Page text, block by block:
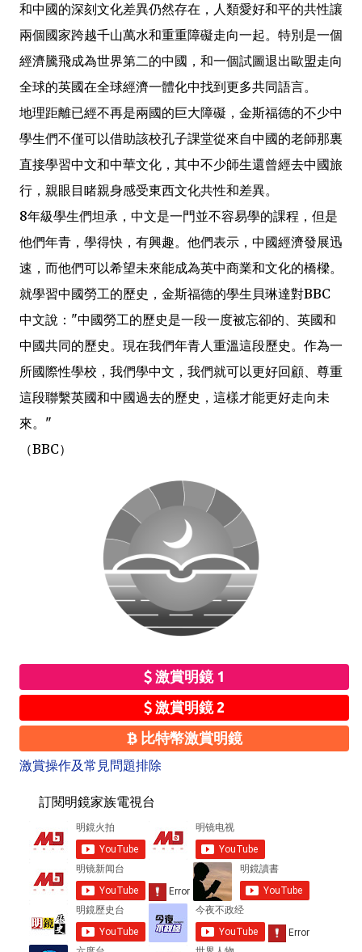
和中國的深刻文化差異仍然存在，人類愛好和平的共性讓
兩個國家跨越千山萬水和重重障礙走向一起。特別是一個
經濟騰飛成為世界第二的中國，和一個試圖退出歐盟走向
全球的英國在全球經濟一體化中找到更多共同語言。
地理距離已經不再是兩國的巨大障礙，金斯福德的不少中
學生們不僅可以借助該校孔子課堂從來自中國的老師那裏
直接學習中文和中華文化，其中不少師生還曾經去中國旅
行，親眼目睹親身感受東西文化共性和差異。
8年級學生們坦承，中文是一門並不容易學的課程，但是
他們年青，學得快，有興趣。他們表示，中國經濟發展迅
速，而他們可以希望未來能成為英中商業和文化的橋樑。
就學習中國勞工的歷史，金斯福德的學生貝琳達對BBC
中文說："中國勞工的歷史是一段一度被忘卻的、英國和
中國共同的歷史。現在我們年青人重溫這段歷史。作為一
所國際性學校，我們學中文，我們就可以更好回顧、尊重
這段聯繫英國和中國過去的歷史，這樣才能更好走向未
來。"
（BBC）
激賞明鏡 1
激賞明鏡 2
比特幣激賞明鏡
激賞操作及常見問題排除
訂閱明鏡家族電視台